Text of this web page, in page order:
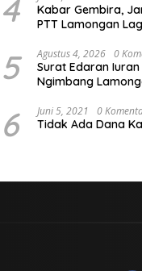
4
Kabar Gembira,
PTT Lamongan
5 Agustus 4, 2026 0
Surat Edaran Iuran
Ngimbang
6 Juni 5, 2021 0
Tidak Ada Dana